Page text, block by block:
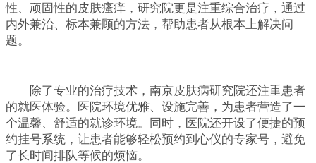
性、顽固性的皮肤瘙痒，研究院更是注重综合治疗，通过
内外兼治、标本兼顾的方法，帮助患者从根本上解决问
题。
除了专业的治疗技术，南京皮肤病研究院还注重患者
的就医体验。医院环境优雅、设施完善，为患者营造了一
个温馨、舒适的就诊环境。同时，医院还开设了便捷的预
约挂号系统，让患者能够轻松预约到心仪的专家号，避免
了长时间排队等候的烦恼。